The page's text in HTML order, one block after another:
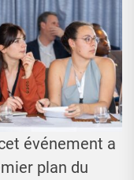
événement a
plan du